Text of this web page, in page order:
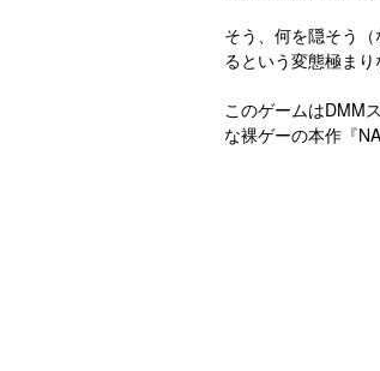
そう、何を隠そう
るという変態極まり
このゲームはDMM
な裸ゲーの本作『